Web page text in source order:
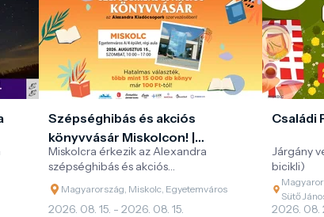
Szépséghibás és akciós
könyvvásár Miskolcon! |
Alexandra Kiadócsoport
Miskolcra érkezik az Alexandra
szépséghibás és akciós
könyvvásársorozata!
Magyarország, Miskolc, Egyetemváros
2026. 08. 15. - 2026. 08. 15.
Családi
Járgány
bicikli)
Sütő
2026. 08.